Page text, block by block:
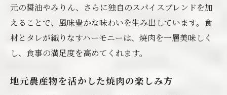
元の醤油やみりん、さらに独自のスパイスブレンドを加
えることで、風味豊かな味わいを生み出しています。食
材とタレが織りなすハーモニーは、焼肉を一層美味しく
し、食事の満足度を高めてくれます。
地元農産物を活かした焼肉の楽しみ方